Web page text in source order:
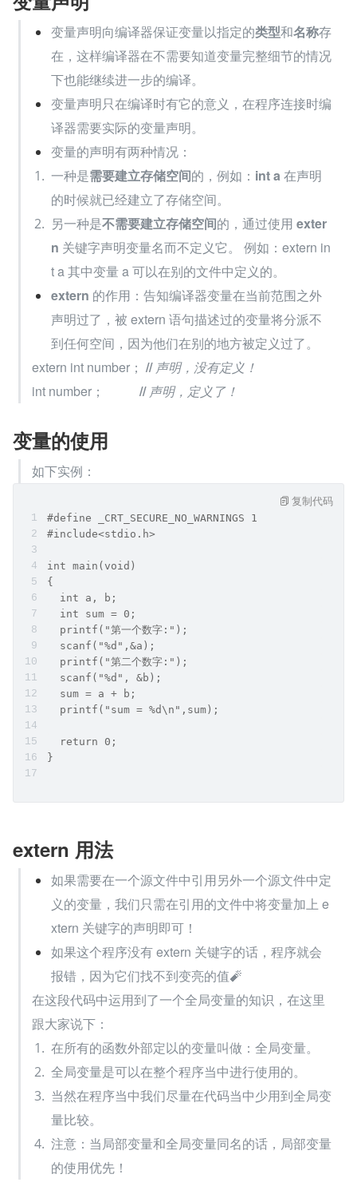
变量声明向编译器保证变量以指定的类型和名称存
在，这样编译器在不需要知道变量完整细节的情况
下也能继续进一步的编译。
变量声明只在编译时有它的意义，在程序连接时编
译器需要实际的变量声明。
变量的声明有两种情况：
一种是需要建立存储空间的，例如： int a 在声明
的时候就已经建立了存储空间。
另一种是不需要建立存储空间的，通过使用 exter
n 关键字声明变量名而不定义它。 例如：extern in
t a 其中变量 a 可以在别的文件中定义的。
extern 的作用：告知编译器变量在当前范围之外
声明过了，被 extern 语句描述过的变量将分派不
到任何空间，因为他们在别的地方被定义过了。
extern int number； // 声明，没有定义！
int number； // 声明，定义了！
变量的使用
如下实例：
#define _CRT_SECURE_NO_WARNINGS 1
#include<stdio.h>
int main(void)
{
  int a, b;
  int sum = 0;
  printf("第一个数字:");
  scanf("%d",&a);
  printf("第二个数字:");
  scanf("%d", &b);
  sum = a + b;
  printf("sum = %d\n",sum);
  return 0;
}
复制代码
extern 用法
如果需要在一个源文件中引用另外一个源文件中定
义的变量，我们只需在引用的文件中将变量加上 e
xtern 关键字的声明即可！
如果这个程序没有 extern 关键字的话，程序就会
报错，因为它们找不到变亮的值🧨
在这段代码中运用到了一个全局变量的知识，在这里
跟大家说下：
在所有的函数外部定以的变量叫做：全局变量。
全局变量是可以在整个程序当中进行使用的。
当然在程序当中我们尽量在代码当中少用到全局变
量比较。
注意：当局部变量和全局变量同名的话，局部变量
的使用优先！